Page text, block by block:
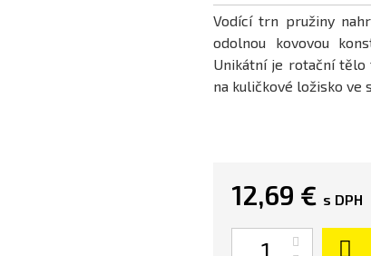
Vodící trn pružiny
odolnou kovovou
Unikátní je rotační tělo
na kuličkové ložisko ve
12,69 € s DPH